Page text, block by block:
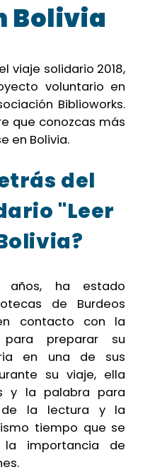
Bolivia
viaje solidario 2018,
voluntario en
Biblioworks.
que conozcas más
en Bolivia.
del
"Leer
años, ha estado
de Burdeos
contacto con la
para preparar su
en una de sus
su viaje, ella
y la palabra para
de la lectura y la
tiempo que se
importancia de